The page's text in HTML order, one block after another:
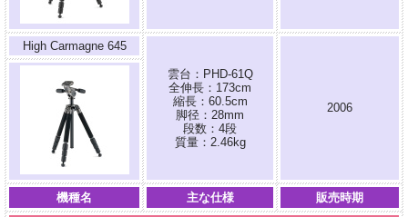
High Carmagne 645
雲台：PHD-61Q
全伸長：173cm
縮長：60.5cm
脚径：28mm
段数：4段
質量：2.46kg
2006
機種名 主な仕様
販売時期